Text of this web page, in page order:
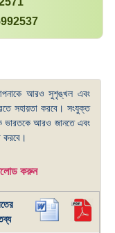
আরও সুশৃঙ্খল এবং
সহায়তা করবে। সংযুক্ত
ভারতকে আরও জানতে এবং
করবে।
করুন